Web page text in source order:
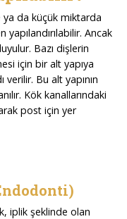
da küçük miktarda
Ancak
Bazı dişlerin
için bir alt yapıya
verilir. Bu alt yapının
Kök kanallarındaki
post için yer
iplik şeklinde olan